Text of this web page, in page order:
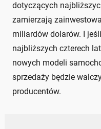
dotyczących
zamierzają
miliardów dolarów. I
najbliższych czterech
nowych modeli
sprzedaży będzie
producentów.